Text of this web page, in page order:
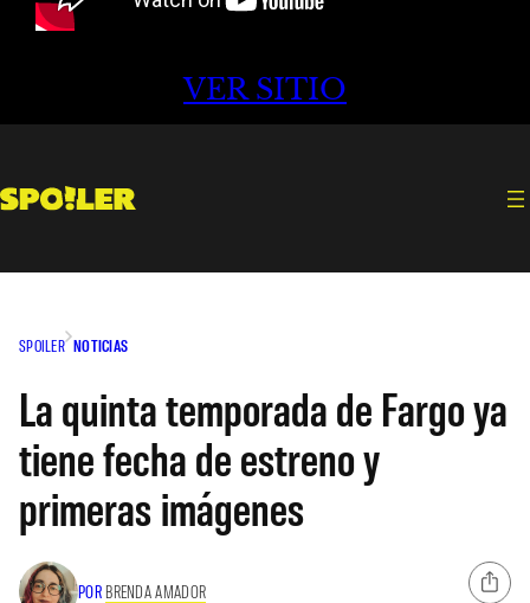
VER SITIO
SPOILER NOTICIAS
La quinta temporada de Fargo ya
tiene fecha de estreno y
primeras imágenes
POR BRENDA AMADOR